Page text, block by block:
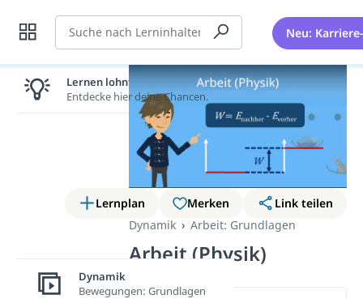
Suche Neu:
Lernplan Merken
Link teilen
Dynamik
Arbeit: Grundlagen
Arbeit (Physik)
Lernen lohnt sich!
Entdecke hier deine Chancen.
Dynamik
Bewegungen: Grundlagen